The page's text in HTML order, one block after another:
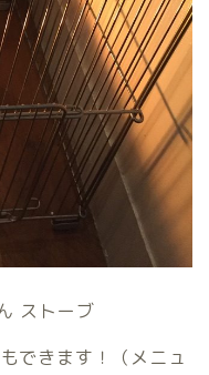
ストーブ
できます！（メニュ